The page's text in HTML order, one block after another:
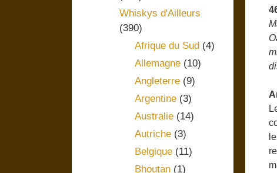
Whiskys d'Ailleurs
(390)
Afrique du Sud(4)
Allemagne(10)
Angleterre(9)
Argentine(3)
Australie(14)
Autriche(3)
Belgique(11)
Bhoutan(1)